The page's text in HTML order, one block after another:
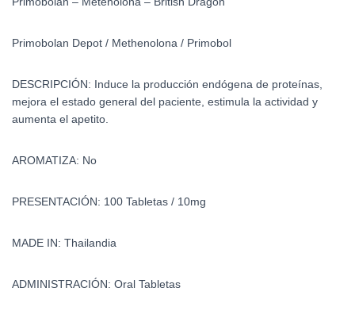
Primobolan Depot / Methenolona / Primobol
DESCRIPCIÓN: Induce la producción endógena de proteínas,
mejora el estado general del paciente, estimula la actividad y
aumenta el apetito
AROMATIZA: No
PRESENTACIÓN: 100 Tabletas / 10mg
MADE IN: Thailandia
ADMINISTRACIÓN: Oral Tabletas